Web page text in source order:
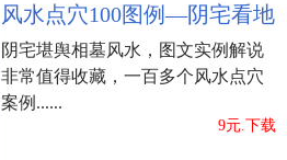
风水点穴100图例—阴宅看地
阴宅堪舆相墓风水，图文实例解说
非常值得收藏，一百多个风水点穴
案例......
9元.下载